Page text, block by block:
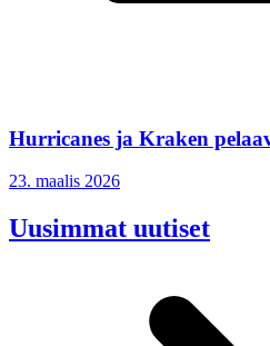
Hurricanes ja Kraken
23. maalis 2026
Uusimmat uutiset